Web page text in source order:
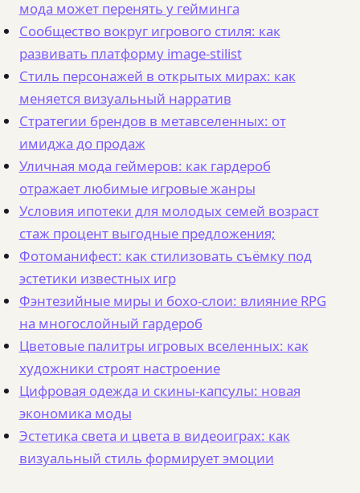
мода может перенять у гейминга
Сообщество вокруг игрового стиля: как
развивать платформу image-stilist
Стиль персонажей в открытых мирах: как
меняется визуальный нарратив
Стратегии брендов в метавселенных: от
имиджа до продаж
Уличная мода геймеров: как гардероб
отражает любимые игровые жанры
Условия ипотеки для молодых семей возраст
стаж процент выгодные предложения;
Фотоманифест: как стилизовать съёмку под
эстетики известных игр
Фэнтезийные миры и бохо-слои: влияние RPG
на многослойный гардероб
Цветовые палитры игровых вселенных: как
художники строят настроение
Цифровая одежда и скины-капсулы: новая
экономика моды
Эстетика света и цвета в видеоиграх: как
визуальный стиль формирует эмоции